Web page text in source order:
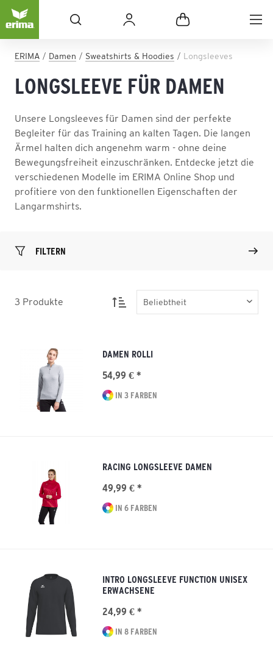
ERIMA Damen Sweatshirts & Hoodies Longsleeves
LONGSLEEVE FÜR DAMEN
Unsere Longsleeves für Damen sind der perfekte
Begleiter für das Training an kalten Tagen. Die langen
Ärmel halten dich angenehm warm - ohne deine
Bewegungsfreiheit einzuschränken. Entdecke jetzt die
verschiedenen Modelle im ERIMA Online Shop und
profitiere von den funktionellen Eigenschaften der
Langarmshirts.
FILTERN
3 Produkte
DAMEN ROLLI
54,99 € *
IN 3 FARBEN
RACING LONGSLEEVE DAMEN
49,99 € *
IN 6 FARBEN
INTRO LONGSLEEVE FUNCTION UNISEX
ERWACHSENE
24,99 € *
IN 8 FARBEN